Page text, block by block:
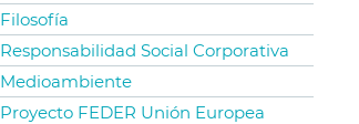
Filosofía
Responsabilidad Social Corporativa
Medioambiente
Proyecto FEDER Unión Europea